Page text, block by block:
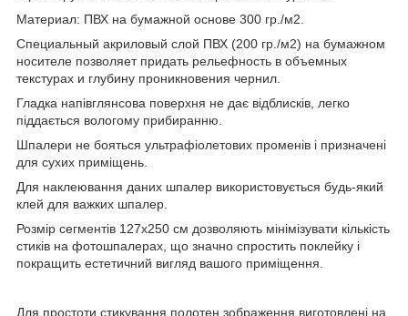
Материал: ПВХ на бумажной основе 300 гр./м2.
Специальный акриловый слой ПВХ (200 гр./м2) на бумажном
носителе позволяет придать рельефность в объемных
текстурах и глубину проникновения чернил.
Гладка напівглянсова поверхня не дає відблисків, легко
піддається вологому прибиранню.
Шпалери не бояться ультрафіолетових променів і призначені
для сухих приміщень.
Для наклеювання даних шпалер використовується будь-який
клей для важких шпалер.
Розмір сегментів 127х250 см дозволяють мінімізувати кількість
стиків на фотошпалерах, що значно спростить поклейку і
покращить естетичний вигляд вашого приміщення.
Для простоти стикування полотен зображення виготовлені на